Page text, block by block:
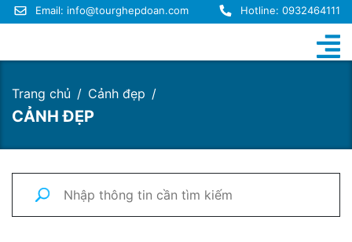
Email: info@tourghepdoan.com Hotline: 0932464111
Trang chủ Cảnh đẹp
CẢNH ĐẸP